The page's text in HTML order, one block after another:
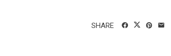
SHARE